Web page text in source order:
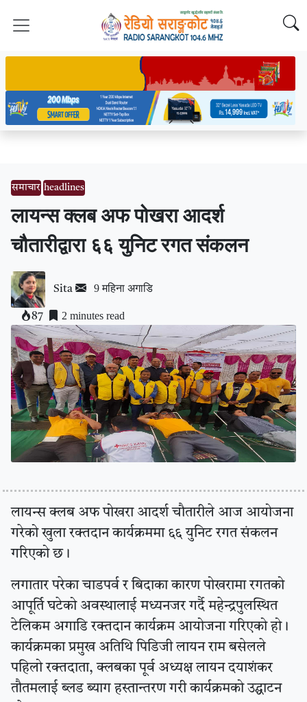
समाचार headlines
लायन्स क्लब अफ पोखरा आदर्श
चौतारीद्वारा ६६ युनिट रगत संकलन
Sita 9 महिना अगाडि
87 2 minutes read
लायन्स क्लब अफ पोखरा आदर्श चौतारीले आज आयोजना
गरेको खुला रक्तदान कार्यक्रममा ६६ युनिट रगत संकलन
गरिएको छ।
लगातार परेका चाडपर्व र बिदाका कारण पोखरामा रगतको
आपूर्ति घटेको अवस्थालाई मध्यनजर गर्दै महेन्द्रपुलस्थित
टेलिकम अगाडि रक्तदान कार्यक्रम आयोजना गरिएको हो।
कार्यक्रमका प्रमुख अतिथि पिडिजी लायन राम बसेलले
पहिलो रक्तदाता, क्लबका पूर्व अध्यक्ष लायन दयाशंकर
तौतमलाई ब्लड ब्याग हस्तान्तरण गरी कार्यक्रमको उद्घाटन